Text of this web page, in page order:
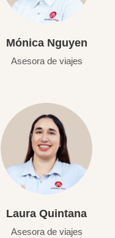
Mónica Nguyen
Asesora de viajes
Laura Quintana
Asesora de viajes